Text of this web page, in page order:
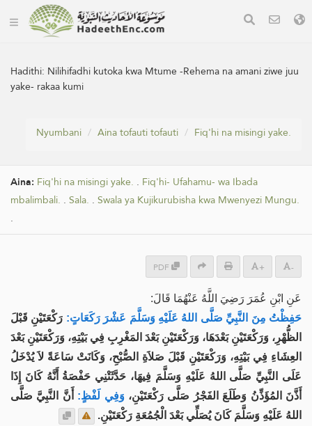
Hadithi: Nilihifadhi kutoka kwa Mtume -Rehema na amani ziwe juu
yake- rakaa kumi
Nyumbani Aina tofauti tofauti Fiq'hi na misingi yake.
Aina: Fiq'hi na misingi yake. . Fiq'hi- Ufahamu- wa Ibada
mbalimbali. . Sala. . Swala ya Kujikurubisha kwa Mwenyezi Mungu.
.
PDF + -
عَنِ ابْنِ عُمَرَ رَضِيَ اللَّهُ عَنْهُمَا قَالَ:
حَفِظْتُ مِنَ النَّبِيِّ صَلَّى اللهُ عَلَيْهِ وَسَلَّمَ عَشْرَ رَكَعَاتٍ: رَكْعَتَيْنِ قَبْلَ
الظُّهْرِ، وَرَكْعَتَيْنِ بَعْدَهَا، وَرَكْعَتَيْنِ بَعْدَ المَغْرِبِ فِي بَيْتِهِ، وَرَكْعَتَيْنِ بَعْدَ
العِشَاءِ فِي بَيْتِهِ، وَرَكْعَتَيْنِ قَبْلَ صَلاَةِ الصُّبْحِ، وَكَانَتْ سَاعَةً لاَ يُدْخَلُ
عَلَى النَّبِيِّ صَلَّى اللهُ عَلَيْهِ وَسَلَّمَ فِيهَا، حَدَّثَتْنِي حَفْصَةُ أَنَّهُ كَانَ إِذَا
أَذَّنَ المُؤَذِّنُ وَطَلَعَ الفَجْرُ صَلَّى رَكْعَتَيْنِ، وَفِي لَفْظٍ: أَنَّ النَّبِيَّ صَلَّى
اللهُ عَلَيْهِ وَسَلَّمَ كَانَ يُصَلِّي بَعْدَ الْجُمُعَةِ رَكْعَتَيْنِ.